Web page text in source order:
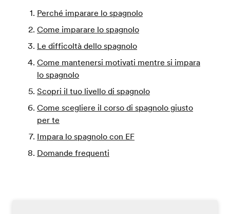
Perché imparare lo spagnolo
Come imparare lo spagnolo
Le difficoltà dello spagnolo
Come mantenersi motivati mentre si impara
lo spagnolo
Scopri il tuo livello di spagnolo
Come scegliere il corso di spagnolo giusto
per te
Impara lo spagnolo con EF
Domande frequenti